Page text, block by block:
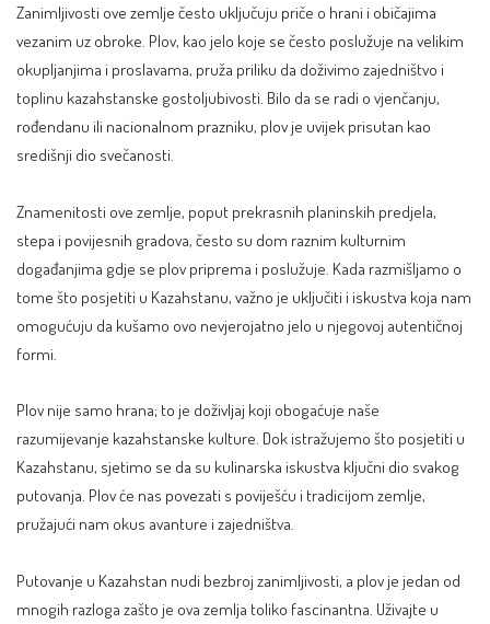
Zanimljivosti ove zemlje često uključuju priče o hrani i običajima
vezanim uz obroke. Plov, kao jelo koje se često poslužuje na velikim
okupljanjima i proslavama, pruža priliku da doživimo zajedništvo i
toplinu kazahstanske gostoljubivosti. Bilo da se radi o vjenčanju,
rođendanu ili nacionalnom prazniku, plov je uvijek prisutan kao
središnji dio svečanosti.
Znamenitosti ove zemlje, poput prekrasnih planinskih predjela,
stepa i povijesnih gradova, često su dom raznim kulturnim
događanjima gdje se plov priprema i poslužuje. Kada razmišljamo o
tome što posjetiti u Kazahstanu, važno je uključiti i iskustva koja nam
omogućuju da kušamo ovo nevjerojatno jelo u njegovoj autentičnoj
formi.
Plov nije samo hrana; to je doživljaj koji obogaćuje naše
razumijevanje kazahstanske kulture. Dok istražujemo što posjetiti u
Kazahstanu, sjetimo se da su kulinarska iskustva ključni dio svakog
putovanja. Plov će nas povezati s poviješću i tradicijom zemlje,
pružajući nam okus avanture i zajedništva.
Putovanje u Kazahstan nudi bezbroj zanimljivosti, a plov je jedan od
mnogih razloga zašto je ova zemlja toliko fascinantna. Uživajte u